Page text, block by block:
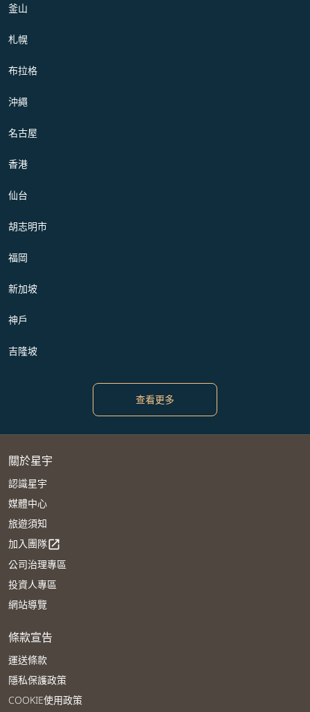
釜山
札幌
布拉格
沖繩
名古屋
香港
仙台
胡志明市
福岡
新加坡
神戶
吉隆坡
查看更多
關於星宇
認識星宇
媒體中心
旅遊須知
加入團隊open_in_new
公司治理專區
投資人專區
網站導覽
條款宣告
運送條款
隱私保護政策
COOKIE使用政策